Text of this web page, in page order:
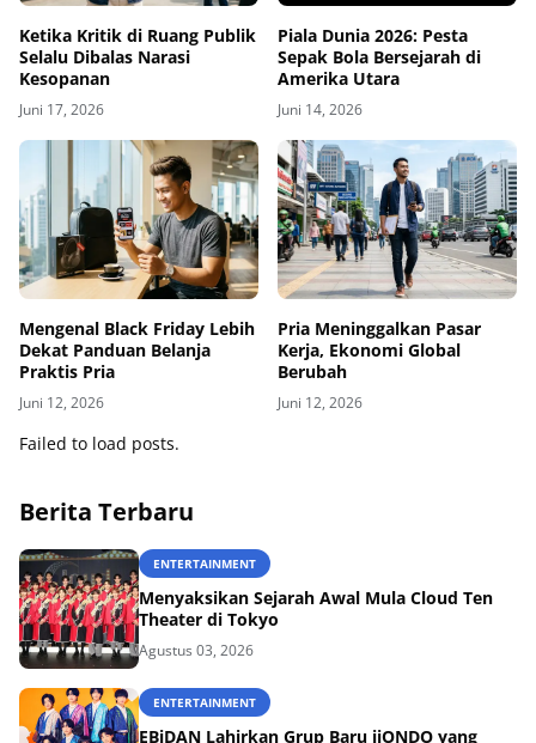
Ketika Kritik di Ruang Publik
Selalu Dibalas Narasi
Kesopanan
Juni 17, 2026
Piala Dunia 2026: Pesta
Sepak Bola Bersejarah di
Amerika Utara
Juni 14, 2026
Mengenal Black Friday Lebih
Dekat Panduan Belanja
Praktis Pria
Juni 12, 2026
Pria Meninggalkan Pasar
Kerja, Ekonomi Global
Berubah
Juni 12, 2026
Failed to load posts.
Berita Terbaru
ENTERTAINMENT
Menyaksikan Sejarah Awal Mula Cloud Ten
Theater di Tokyo
Agustus 03, 2026
ENTERTAINMENT
EBiDAN Lahirkan Grup Baru iiONDO yang